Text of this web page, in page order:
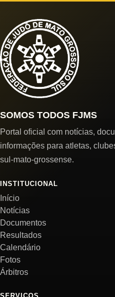
SOMOS TODOS FJMS
Portal oficial com notícias,
informações para atletas,
sul-mato-grossense.
INSTITUCIONAL
Início
Notícias
Documentos
Resultados
Calendário
Fotos
Árbitros